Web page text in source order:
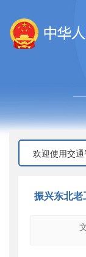
振兴东北